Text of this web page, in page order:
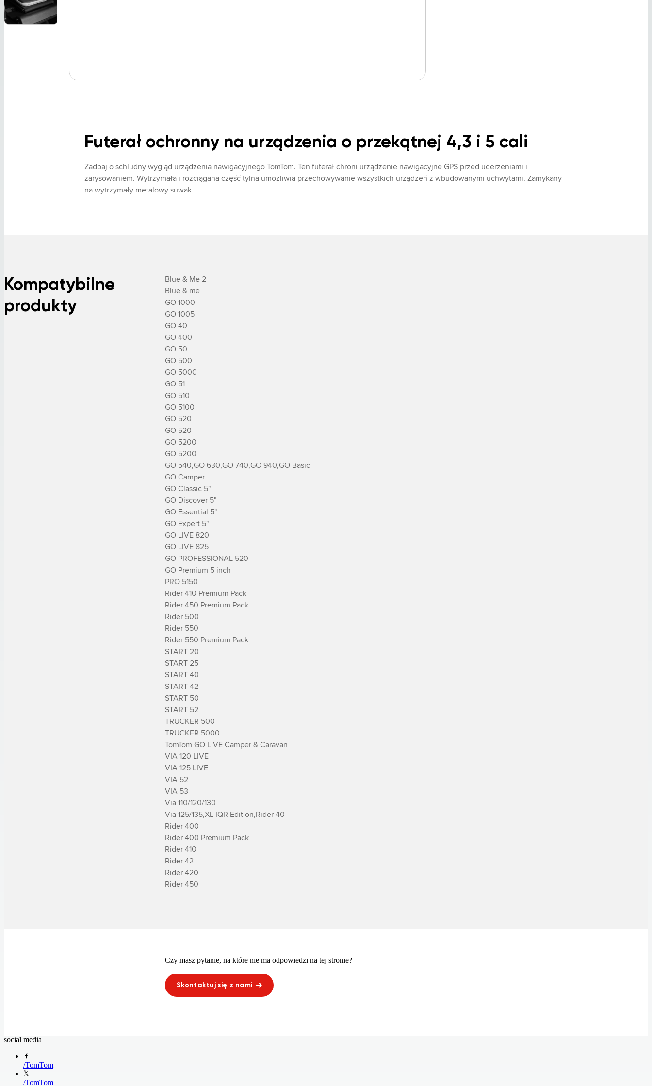
Futerał ochronny na urządzenia o przekątnej 4,3 i 5 cali
Zadbaj o schludny wygląd urządzenia nawigacyjnego TomTom. Ten futerał chroni urządzenie nawigacyjne GPS przed uderzeniami i
zarysowaniem. Wytrzymała i rozciągana część tylna umożliwia przechowywanie wszystkich urządzeń z wbudowanymi uchwytami. Zamykany
na wytrzymały metalowy suwak.
Kompatybilne
produkty
Blue & Me 2
Blue & me
GO 1000
GO 1005
GO 40
GO 400
GO 50
GO 500
GO 5000
GO 51
GO 510
GO 5100
GO 520
GO 520
GO 5200
GO 5200
GO 540,GO 630,GO 740,GO 940,GO Basic
GO Camper
GO Classic 5"
GO Discover 5"
GO Essential 5"
GO Expert 5"
GO LIVE 820
GO LIVE 825
GO PROFESSIONAL 520
GO Premium 5 inch
PRO 5150
Rider 410 Premium Pack
Rider 450 Premium Pack
Rider 500
Rider 550
Rider 550 Premium Pack
START 20
START 25
START 40
START 42
START 50
START 52
TRUCKER 500
TRUCKER 5000
TomTom GO LIVE Camper & Caravan
VIA 120 LIVE
VIA 125 LIVE
VIA 52
VIA 53
Via 110/120/130
Via 125/135,XL IQR Edition,­Rider 40
­Rider 400
­Rider 400 Premium Pack
­Rider 410
­Rider 42
­Rider 420
­Rider 450
Czy masz pytanie, na które nie ma odpowiedzi na tej stronie?
Skontaktuj się z nami
social media
/TomTom
/TomTom